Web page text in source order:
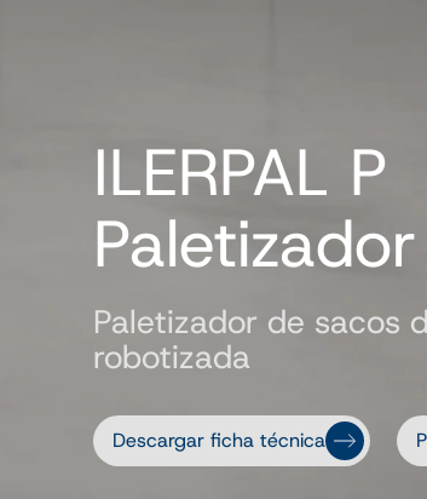
ILERPAL P
Paletizador de sacos
robotizada
Descargar ficha técnica